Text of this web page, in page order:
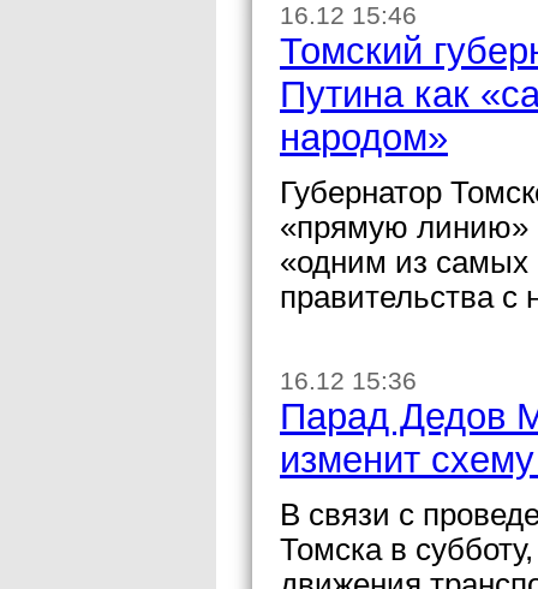
16.12 15:46
Томский
Путина как
народом»
Губернатор
«прямую линию»
«одним из самых
правительства с
16.12 15:36
Парад Дедов
изменит
В связи с
Томска в